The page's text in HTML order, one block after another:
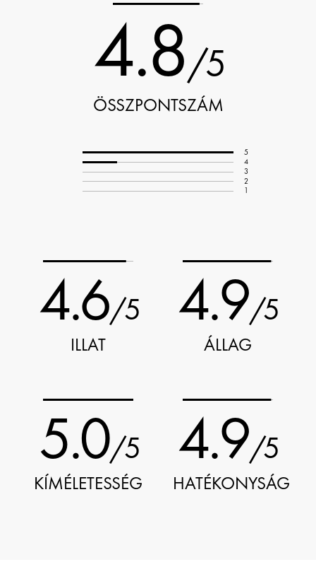
4.8/5
ÖSSZPONTSZÁM
5
4
3
2
1
4.6/5
ILLAT
4.9/5
ÁLLAG
5.0/5
KÍMÉLETESSÉG
4.9/5
HATÉKONYSÁG